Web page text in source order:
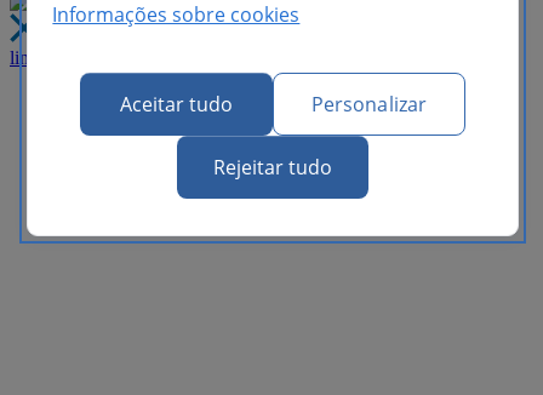
link
Informações sobre cookies
Aceitar tudo Personalizar
Rejeitar tudo